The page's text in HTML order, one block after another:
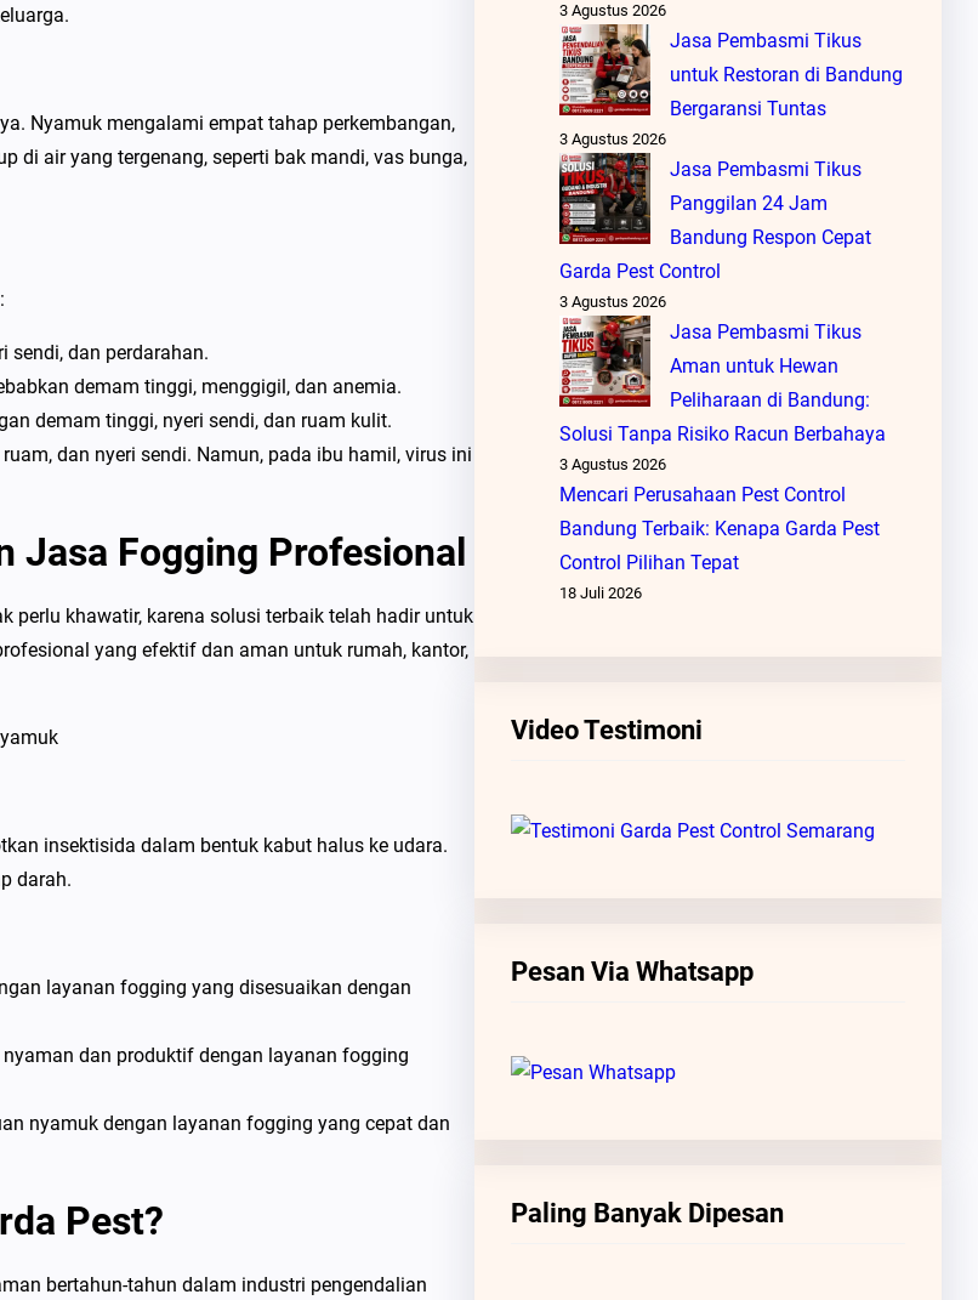
Nyamuk mengalami empat tahap perkembangan,
di air yang tergenang, seperti bak mandi, vas bunga,
sendi, dan perdarahan.
demam tinggi, menggigil, dan anemia.
demam tinggi, nyeri sendi, dan ruam kulit.
dan nyeri sendi. Namun, pada ibu hamil, virus ini
Jasa Fogging Profesional
perlu khawatir, karena solusi terbaik telah hadir untuk
yang efektif dan aman untuk rumah, kantor,
insektisida dalam bentuk kabut halus ke udara.
darah.
layanan fogging yang disesuaikan dengan
dan produktif dengan layanan fogging
nyamuk dengan layanan fogging yang cepat dan
Pest?
bertahun-tahun dalam industri pengendalian
3 Agustus 2026
Jasa Pembasmi Tikus
untuk Restoran di Bandung
Bergaransi Tuntas
3 Agustus 2026
Jasa Pembasmi Tikus
Panggilan 24 Jam
Bandung Respon Cepat
Garda Pest Control
3 Agustus 2026
Jasa Pembasmi Tikus
Aman untuk Hewan
Peliharaan di Bandung:
Solusi Tanpa Risiko Racun Berbahaya
3 Agustus 2026
Mencari Perusahaan Pest Control
Bandung Terbaik: Kenapa Garda Pest
Control Pilihan Tepat
18 Juli 2026
Video Testimoni
Pesan Via Whatsapp
Paling Banyak Dipesan